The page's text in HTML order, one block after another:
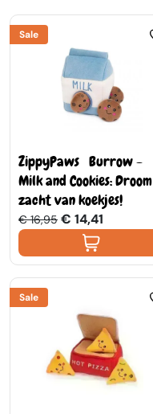
Sale
ZippyPaws Burrow -
Milk and Cookies: Droom
zacht van koekjes!
€ 16,95 € 14,41
Sale